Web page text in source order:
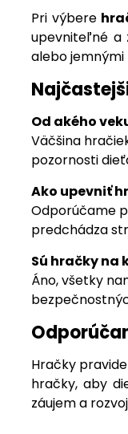
Pri výbere
upevniteľné a
alebo
Od akého
Väčšina
pozornosti
Ako upevniť
Odporúčame
predchádza
Sú hračky na
Áno, všetky
Hračky
hračky, aby
záujem a